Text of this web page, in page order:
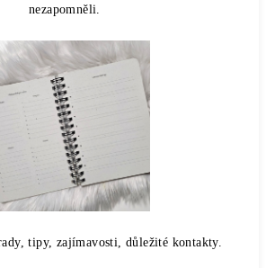
nezapomněli.
tipy, zajímavosti, důležité kontakty.